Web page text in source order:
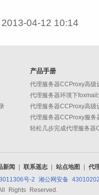
2013-04-12 10:14
产品手册
代理服务器环境下
代理服务器CCProxy服务
轻松几步完成代理服务器
新闻 联系遥志 站点地图
代
号-2 湘公网安备
Rights Reserved.